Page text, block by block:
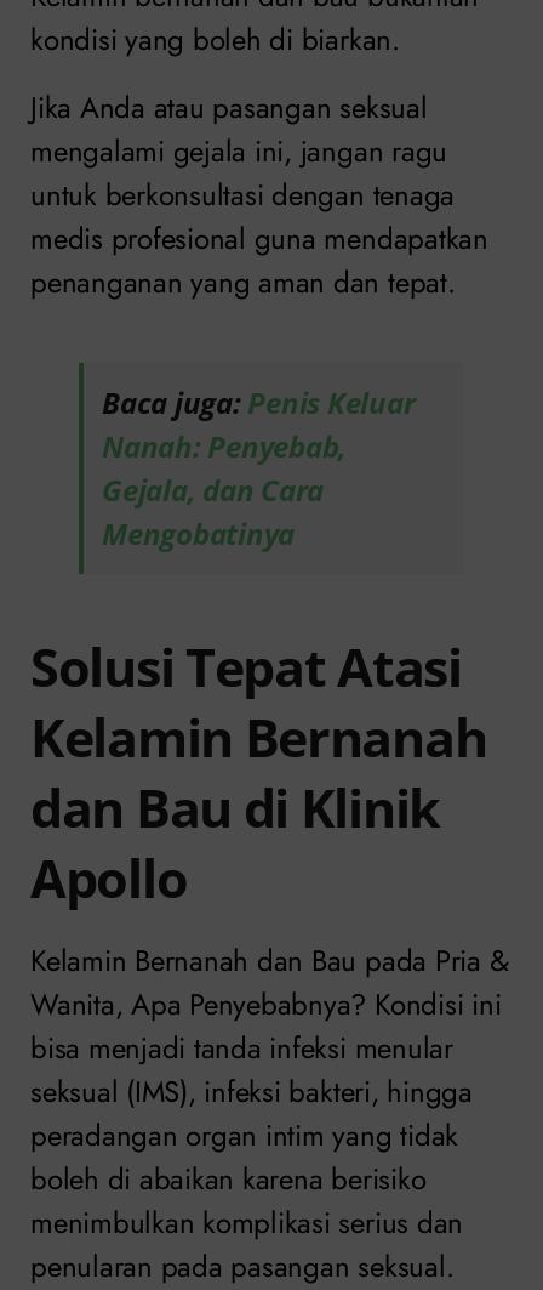
kondisi yang boleh di biarkan.
Jika Anda atau pasangan seksual
mengalami gejala ini, jangan ragu
untuk berkonsultasi dengan tenaga
medis profesional guna mendapatkan
penanganan yang aman dan tepat.
Baca juga:Penis Keluar
Nanah: Penyebab,
Gejala, dan Cara
Mengobatinya
Solusi Tepat Atasi
Kelamin Bernanah
dan Bau di Klinik
Apollo
Kelamin Bernanah dan Bau pada Pria &
Wanita, Apa Penyebabnya? Kondisi ini
bisa menjadi tanda infeksi menular
seksual (IMS), infeksi bakteri, hingga
peradangan organ intim yang tidak
boleh di abaikan karena berisiko
menimbulkan komplikasi serius dan
penularan pada pasangan seksual.